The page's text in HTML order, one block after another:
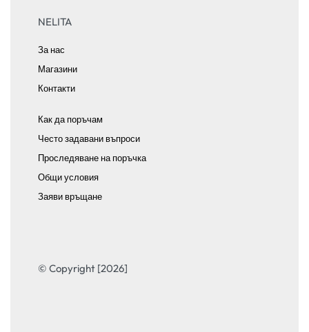
NELITA
За нас
Магазини
Контакти
Как да поръчам
Често задавани въпроси
Проследяване на поръчка
Общи условия
Заяви връщане
© Copyright [2026]